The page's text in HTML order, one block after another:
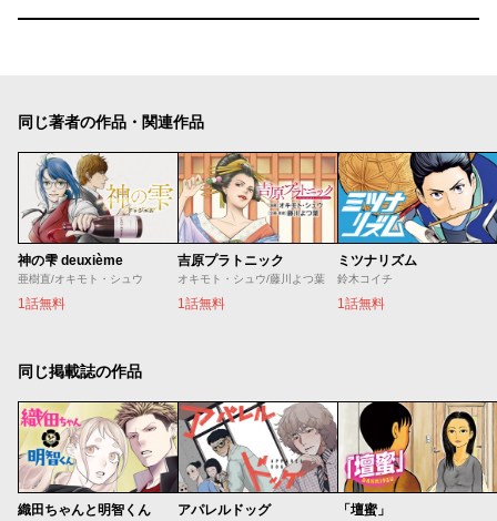
同じ著者の作品・関連作品
神の雫 deuxième
亜樹直/オキモト・シュウ
1話無料
吉原プラトニック
オキモト・シュウ/藤川よつ葉
1話無料
ミツナリズム
鈴木コイチ
1話無料
同じ掲載誌の作品
織田ちゃんと明智くん アパレルドッグ 「壇蜜」